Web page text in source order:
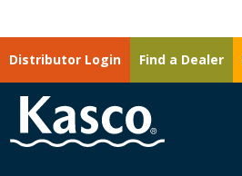
Distributor Login Find a Dealer